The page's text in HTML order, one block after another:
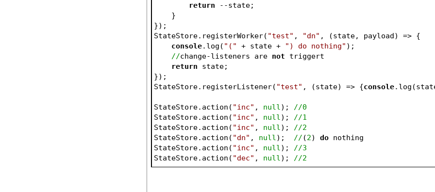
return --state;
    }
});
StateStore.registerWorker( "test" , "dn" , (state, payload) => {
console.log( "(" + state + ") do nothing" );
//change-listeners are not triggert
return state;
});
StateStore.registerListener( "test" , (state) => {console
StateStore.action( "inc" , null ); //0
StateStore.action( "inc" , null ); //1
StateStore.action( "inc" , null ); //2
StateStore.action( "dn" , null ); // (2) do nothing
StateStore.action( "inc" , null ); //3
StateStore.action( "dec" , null ); //2